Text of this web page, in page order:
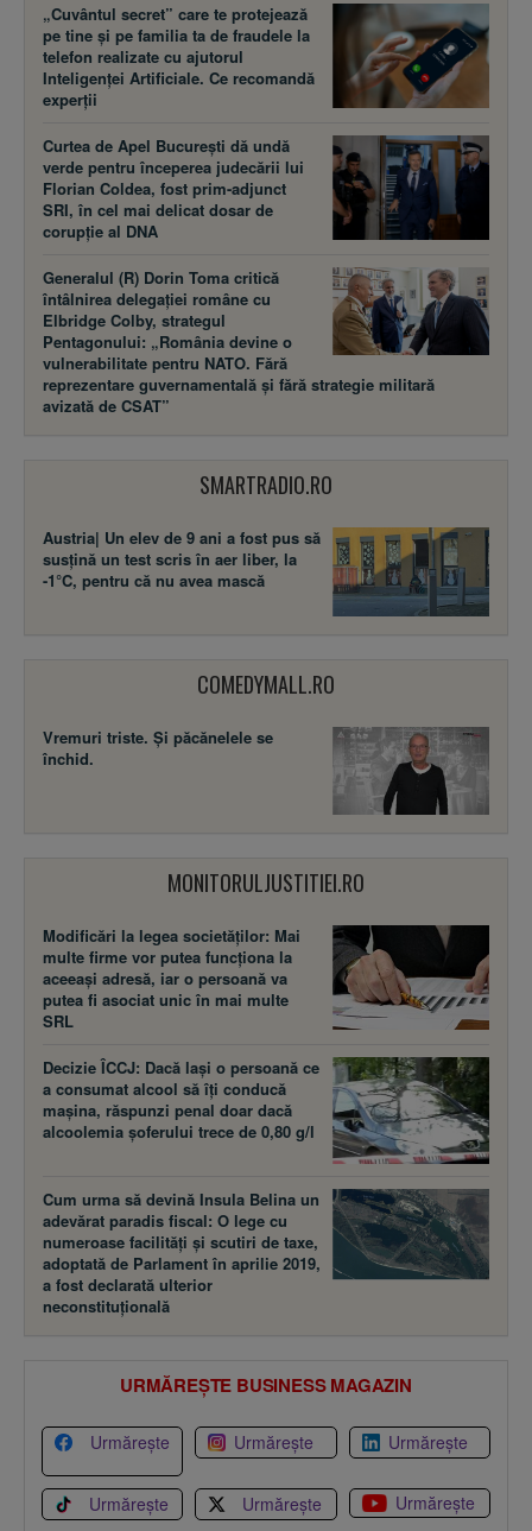
„Cuvântul secret” care te protejează
pe tine și pe familia ta de fraudele la
telefon realizate cu ajutorul
Inteligenței Artificiale. Ce recomandă
experții
Curtea de Apel București dă undă
verde pentru începerea judecării lui
Florian Coldea, fost prim-adjunct
SRI, în cel mai delicat dosar de
corupție al DNA
Generalul (R) Dorin Toma critică
întâlnirea delegației române cu
Elbridge Colby, strategul
Pentagonului: „România devine o
vulnerabilitate pentru NATO. Fără
reprezentare guvernamentală și fără strategie militară
avizată de CSAT”
SMARTRADIO.RO
Austria| Un elev de 9 ani a fost pus să
susţină un test scris în aer liber, la
-1°C, pentru că nu avea mască
COMEDYMALL.RO
Vremuri triste. Şi păcănelele se
închid.
MONITORULJUSTITIEI.RO
Modificări la legea societăţilor: Mai
multe firme vor putea funcţiona la
aceeaşi adresă, iar o persoană va
putea fi asociat unic în mai multe
SRL
Decizie ÎCCJ: Dacă laşi o persoană ce
a consumat alcool să îţi conducă
maşina, răspunzi penal doar dacă
alcoolemia şoferului trece de 0,80 g/l
Cum urma să devină Insula Belina un
adevărat paradis fiscal: O lege cu
numeroase facilităţi şi scutiri de taxe,
adoptată de Parlament în aprilie 2019,
a fost declarată ulterior
neconstituţională
URMĂREȘTE BUSINESS MAGAZIN
Urmărește Urmărește Urmărește
Urmărește Urmărește Urmărește